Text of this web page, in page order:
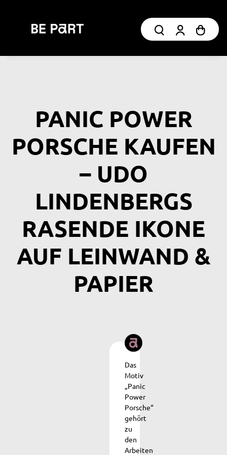
PANIC POWER
PORSCHE KAUFEN
– UDO
LINDENBERGS
RASENDE IKONE
AUF LEINWAND &
PAPIER
Das
Motiv
„Panic
Power
Porsche“
gehört
zu
den
Arbeiten